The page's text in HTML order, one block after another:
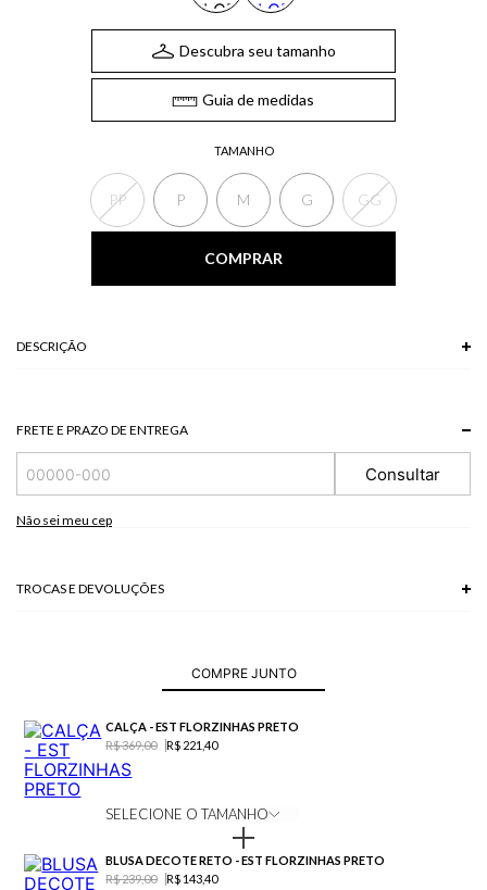
TAMANHO
PP P M G GG
Descubra seu tamanho
Guia de medidas
COMPRAR
DESCRIÇÃO
Modelo veste P.
FRETE E PRAZO DE ENTREGA
Consultar
Não sei meu cep
TROCAS E DEVOLUÇÕES
COMPRE JUNTO
CALÇA - EST FLORZINHAS PRETO
R$ 369,00
R$ 221,40
SELECIONE O TAMANHO
BLUSA DECOTE RETO - EST FLORZINHAS PRETO
R$ 239,00
R$ 143,40